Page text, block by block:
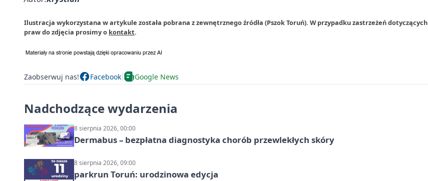
Ilustracja wykorzystana w artykule została pobrana z zewnętrznego źródła (Pszok Toruń). W przypadku zastrzeżeń dotyczących
praw do zdjęcia prosimy o kontakt.
Zaobserwuj nas! Facebook Google News
Nadchodzące wydarzenia
8 sierpnia 2026, 00:00
Dermabus – bezpłatna diagnostyka chorób przewlekłych skóry
8 sierpnia 2026, 09:00
parkrun Toruń: urodzinowa edycja